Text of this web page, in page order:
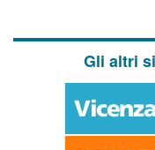
Gli altri